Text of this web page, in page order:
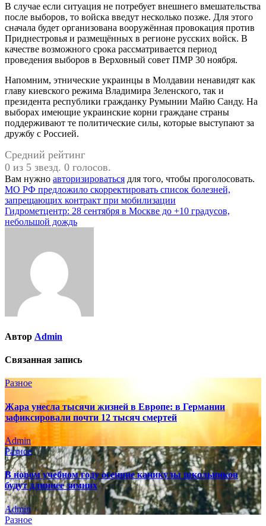
В случае если ситуация не потребует внешнего вмешательства
после выборов, то войска введут несколько позже. Для этого
сначала будет организована вооружённая провокация против
Приднестровья и размещённых в регионе русских войск. В
качестве возможного срока рассматривается период
проведения выборов в Верховный совет ПМР 30 ноября.
Напомним, этнические украинцы в Молдавии ненавидят как
главу киевского режима Владимира Зеленского, так и
президента республики гражданку Румынии Майю Санду. На
выборах имеющие украинские корни граждане страны
поддерживают те политические силы, которые выступают за
дружбу с Россией.
Средний рейтинг
0 из 5 звезд. 0 голосов.
Вам нужно авторизироваться для того, чтобы проголосовать.
Навигация
по
записям
МО РФ предложило скорректировать список болезней,
запрещающих контракт при мобилизации
Гидрометцентр: 28 сентября в Москве до +10 градусов,
небольшой дождь
Автор Admin
Связанная запись
Разное
Жара унесла тысячи жизней в Европе: в Германии
зафиксировали почти 12 тысяч смертей
Admin
Разное
В новом учебном году осенние каникулы школьников
будут длиннее зимних
Admin
Разное